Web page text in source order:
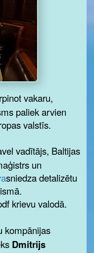
vakaru,
valstīs.
vadītājs, Baltijas
un
sniedza detalizētu
*.pdf krievu valodā.
kompānijas
Dmitrijs